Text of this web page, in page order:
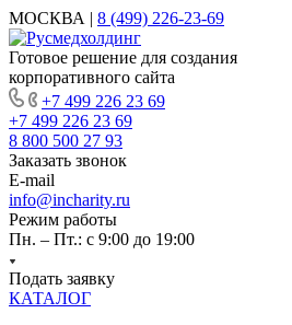
МОСКВА | 8 (499) 226-23-69
Готовое решение для создания
корпоративного сайта
+7 499 226 23 69
+7 499 226 23 69
8 800 500 27 93
Заказать звонок
E-mail
info@incharity.ru
Режим работы
Пн. – Пт.: с 9:00 до 19:00
Подать заявку
КАТАЛОГ